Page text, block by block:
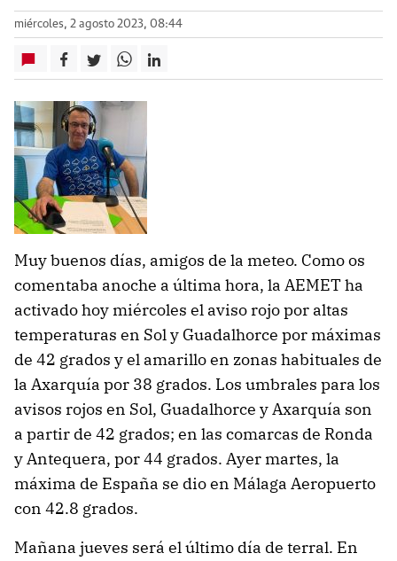
miércoles, 2 agosto 2023, 08:44
Muy buenos días, amigos de la meteo. Como os
comentaba anoche a última hora, la AEMET ha
activado hoy miércoles el aviso rojo por altas
temperaturas en Sol y Guadalhorce por máximas
de 42 grados y el amarillo en zonas habituales de
la Axarquía por 38 grados. Los umbrales para los
avisos rojos en Sol, Guadalhorce y Axarquía son
a partir de 42 grados; en las comarcas de Ronda
y Antequera, por 44 grados. Ayer martes, la
máxima de España se dio en Málaga Aeropuerto
con 42.8 grados.
Mañana jueves será el último día de terral. En